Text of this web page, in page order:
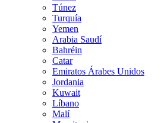
Túnez
Turquía
Yemen
Arabia Saudí
Bahréin
Catar
Emiratos Árabes Unidos
Jordania
Kuwait
Líbano
Malí